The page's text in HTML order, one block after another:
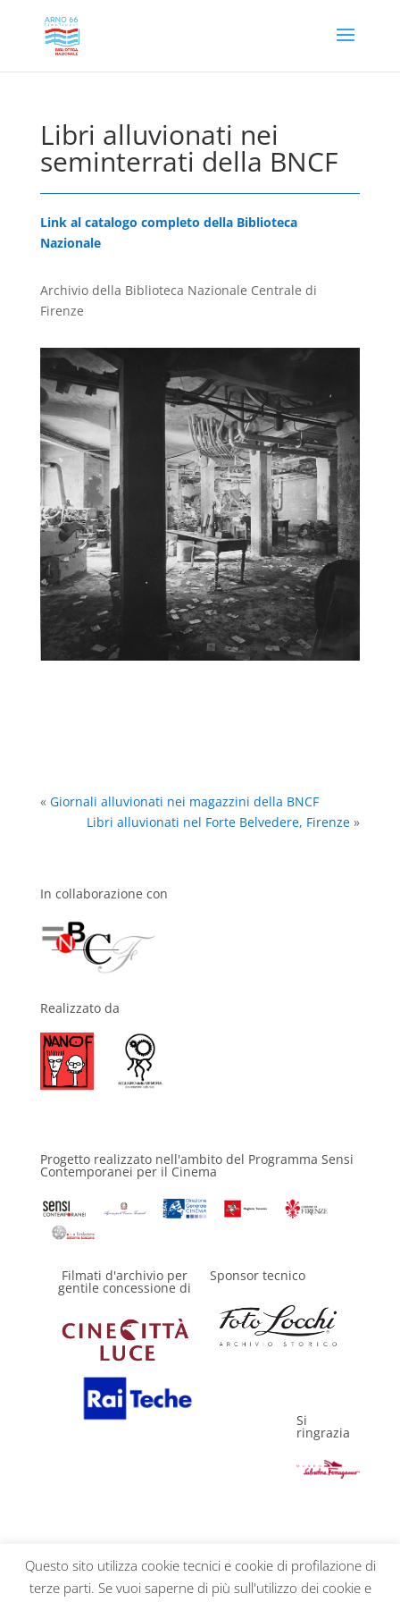
Libri alluvionati nei
seminterrati della BNCF
Link al catalogo completo della Biblioteca
Nazionale
Archivio della Biblioteca Nazionale Centrale di
Firenze
« Giornali alluvionati nei magazzini della BNCF
Libri alluvionati nel Forte Belvedere, Firenze »
In collaborazione con
Realizzato da
Progetto realizzato nell'ambito del Programma Sensi
Contemporanei per il Cinema
Filmati d'archivio per
gentile concessione di
Sponsor tecnico
Si
ringrazia
Questo sito utilizza cookie tecnici e cookie di profilazione di
terze parti. Se vuoi saperne di più sull'utilizzo dei cookie e